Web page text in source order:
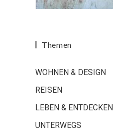
Themen
WOHNEN & DESIGN
REISEN
LEBEN & ENTDECKEN
UNTERWEGS